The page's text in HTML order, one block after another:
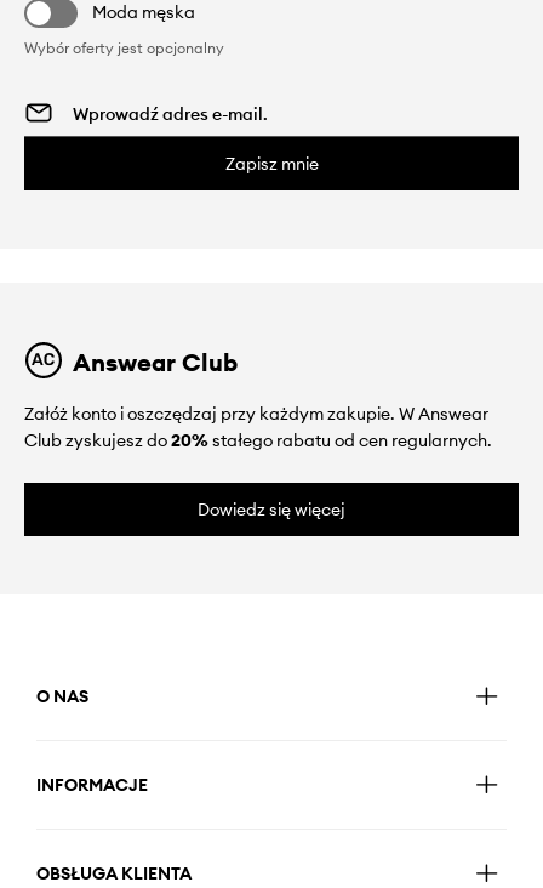
Moda męska
Wybór oferty jest opcjonalny
Zapisz mnie
Answear Club
Załóż konto i oszczędzaj przy każdym zakupie. W Answear
Club zyskujesz do20%stałego rabatu od cen regularnych.
Dowiedz się więcej
O NAS
INFORMACJE
OBSŁUGA KLIENTA